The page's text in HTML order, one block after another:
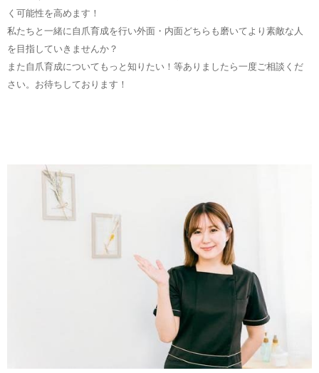
く可能性を高めます！
私たちと一緒に自爪育成を行い外面・内面どちらも磨いてより素敵な人
を目指していきませんか？
また自爪育成についてもっと知りたい！等ありましたら一度ご相談くだ
さい。お待ちしております！